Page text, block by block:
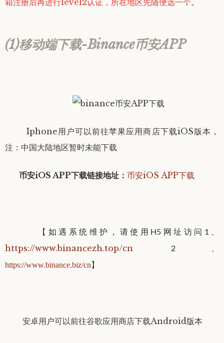
(1)移动端下载-Binance币安APP
Iphone用户可以前往苹果应用商店下载iOS版本，
注：中国大陆地区暂时未能下载
币安iOS APP下载链接地址 ： 币安iOS APP下载
【 如遇系统维护，请使用H5网址访问 1、
https://www.binancezh.top/cn 2、
https://www.binance.biz/cn】
安卓用户可以前往谷歌应用商店下载Android版本